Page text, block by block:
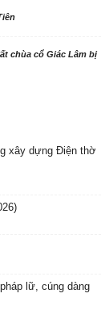
chùa cổ Giác Lâm bị
xây dựng Điện thờ
lữ, cúng dàng